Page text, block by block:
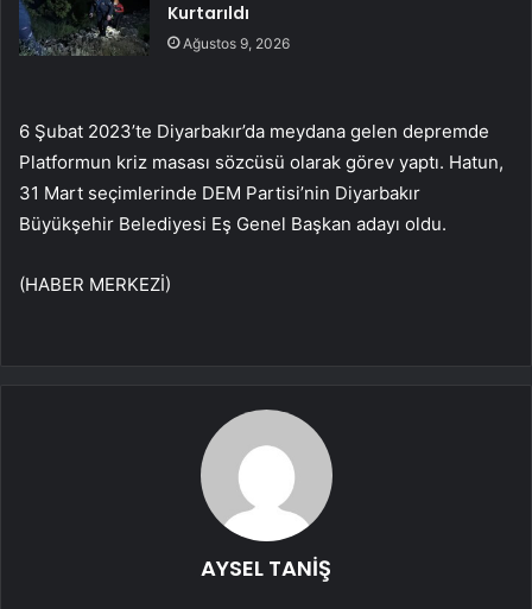
Kurtarıldı
Ağustos 9, 2026
6 Şubat 2023’te Diyarbakır’da meydana gelen depremde
Platformun kriz masası sözcüsü olarak görev yaptı. Hatun,
31 Mart seçimlerinde DEM Partisi’nin Diyarbakır
Büyükşehir Belediyesi Eş Genel Başkan adayı oldu.
(HABER MERKEZİ)
AYSEL TANİŞ